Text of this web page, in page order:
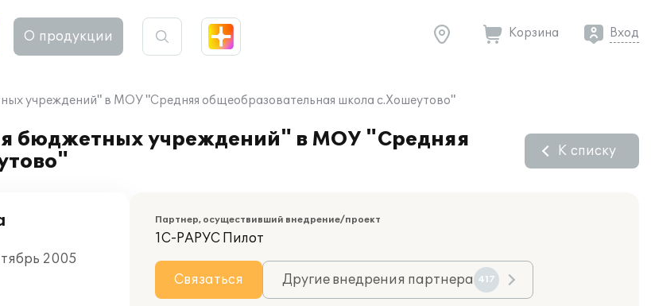
О продукции Корзина Вход
учреждений" в МОУ "Средняя общеобразовательная школа с.Хошеутово"
бюджетных учреждений" в МОУ "Средняя
К списку
2005
Партнер, осуществивший внедрение/проект
1С-РАРУС Пилот
Связаться Другие внедрения партнера 417